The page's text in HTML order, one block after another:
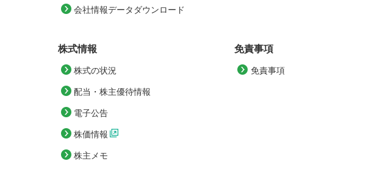
会社情報データダウンロード
株式情報
株式の状況
配当・株主優待情報
電子公告
株価情報
株主メモ
免責事項
免責事項